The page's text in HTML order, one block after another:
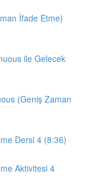
İfade Etme)
ile Gelecek
(Geniş Zaman
Dersi 4 (8:36)
Aktivitesi 4